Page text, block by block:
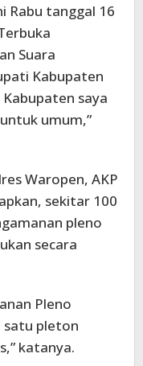
Rabu tanggal 16
Suara
Kabupaten
saya
umum,”
Waropen, AKP
sekitar 100
pleno
secara
Pleno
satu pleton
katanya.